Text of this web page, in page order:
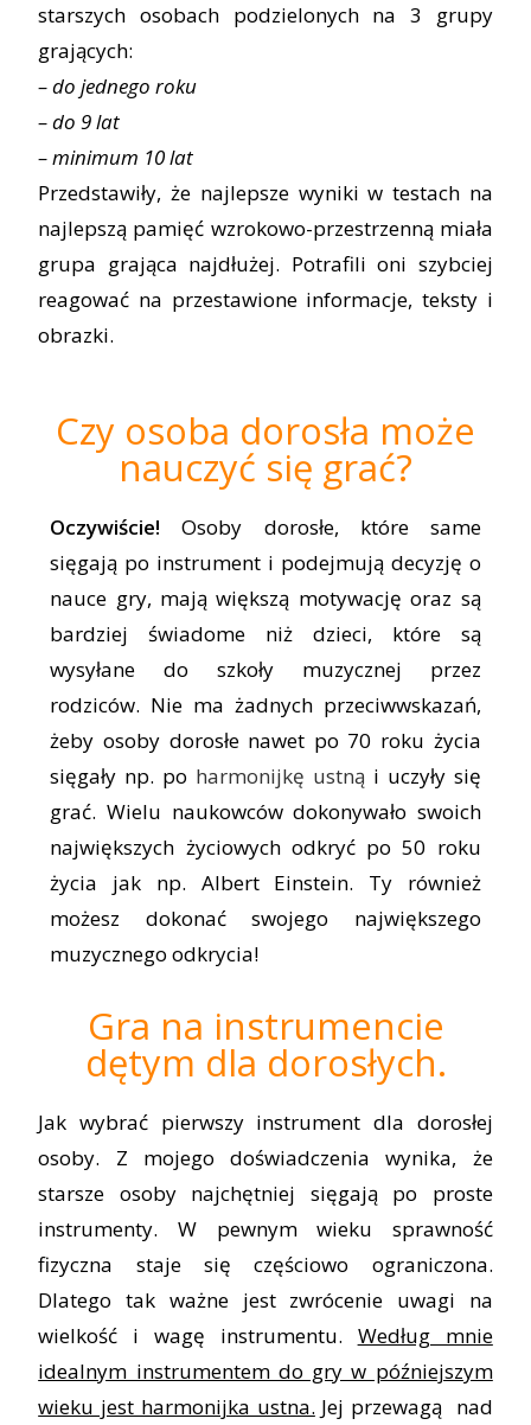
starszych osobach podzielonych na 3 grupy
grających:
– do jednego roku
– do 9 lat
– minimum 10 lat
Przedstawiły, że najlepsze wyniki w testach na
najlepszą pamięć wzrokowo-przestrzenną miała
grupa grająca najdłużej. Potrafili oni szybciej
reagować na przestawione informacje, teksty i
obrazki.
Czy osoba dorosła może
nauczyć się grać?
Oczywiście!Osoby dorosłe, które same
sięgają po instrument i podejmują decyzję o
nauce gry, mają większą motywację oraz są
bardziej świadome niż dzieci, które są
wysyłane do szkoły muzycznej przez
rodziców. Nie ma żadnych przeciwwskazań,
żeby osoby dorosłe nawet po 70 roku życia
sięgały np. po harmonijkę ustną i uczyły się
grać. Wielu naukowców dokonywało swoich
największych życiowych odkryć po 50 roku
życia jak np. Albert Einstein. Ty również
możesz dokonać swojego największego
muzycznego odkrycia!
Gra na instrumencie
dętym dla dorosłych.
Jak wybrać pierwszy instrument dla dorosłej
osoby. Z mojego doświadczenia wynika, że
starsze osoby najchętniej sięgają po proste
instrumenty. W pewnym wieku sprawność
fizyczna staje się częściowo ograniczona.
Dlatego tak ważne jest zwrócenie uwagi na
wielkość i wagę instrumentu. Według mnie
idealnym instrumentem do gry w późniejszym
wieku jest harmonijka ustna. Jej przewagą nad